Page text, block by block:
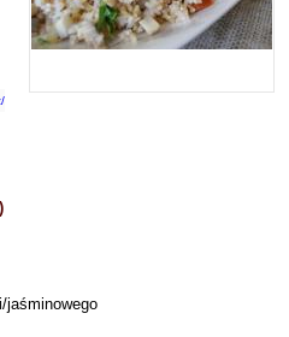
jaśminowego